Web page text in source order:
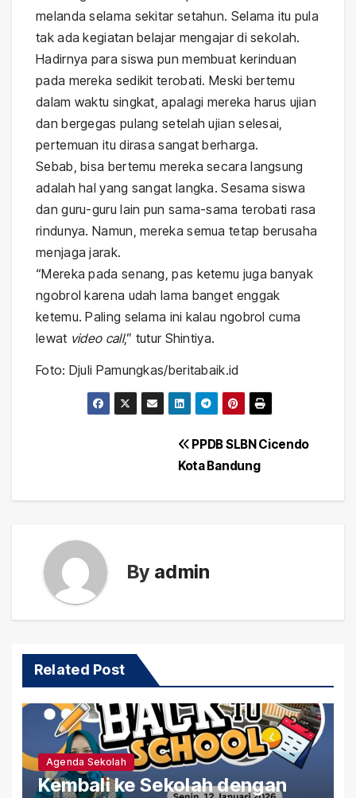
melanda selama sekitar setahun. Selama itu pula
tak ada kegiatan belajar mengajar di sekolah.
Hadirnya para siswa pun membuat kerinduan
pada mereka sedikit terobati. Meski bertemu
dalam waktu singkat, apalagi mereka harus ujian
dan bergegas pulang setelah ujian selesai,
pertemuan itu dirasa sangat berharga.
Sebab, bisa bertemu mereka secara langsung
adalah hal yang sangat langka. Sesama siswa
dan guru-guru lain pun sama-sama terobati rasa
rindunya. Namun, mereka semua tetap berusaha
menjaga jarak.
“Mereka pada senang, pas ketemu juga banyak
ngobrol karena udah lama banget enggak
ketemu. Paling selama ini kalau ngobrol cuma
lewat video call,” tutur Shintiya.
Foto: Djuli Pamungkas/beritabaik.id
PPDB SLBN Cicendo
Kota Bandung
By admin
Related Post
Agenda Sekolah
Kembali ke Sekolah dengan